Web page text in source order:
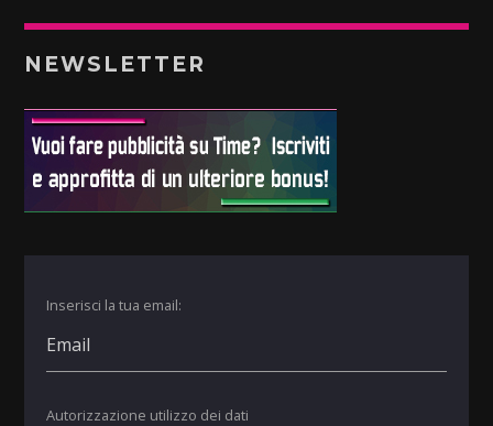
NEWSLETTER
Inserisci la tua email:
Autorizzazione utilizzo dei dati